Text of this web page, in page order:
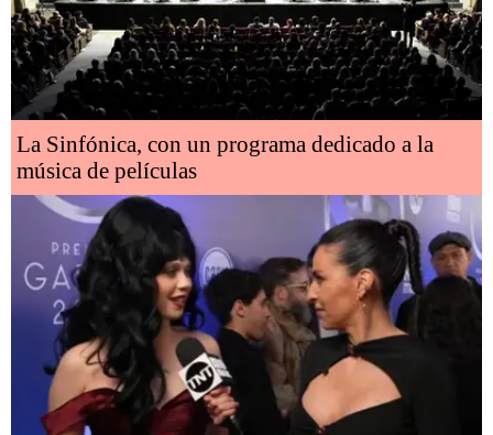
La Sinfónica, con un programa dedicado a la
música de películas